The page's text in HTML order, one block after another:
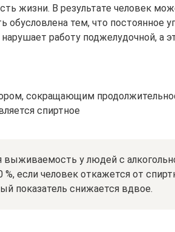
жизни. В результате человек
обусловлена тем, что постоянное
работу поджелудочной, а
сокращающим
спиртное
выживаемость у людей с
%, если человек откажется от
показатель снижается вдвое.